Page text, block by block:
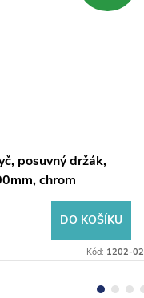
posuvný držák,
chrom
DO KOŠÍKU
Kód: 1202-02